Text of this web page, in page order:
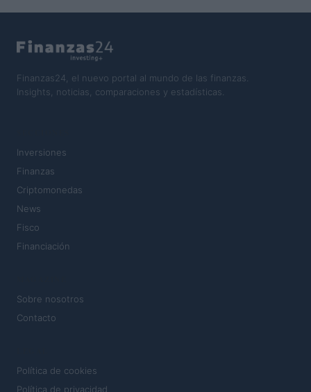
Finanzas24, el nuevo portal al mundo de las finanzas.
Insights, noticias, comparaciones y estadísticas.
Inversiones
Finanzas
Criptomonedas
News
Fisco
Financiación
Sobre nosotros
Contacto
Política de cookies
Política de privacidad